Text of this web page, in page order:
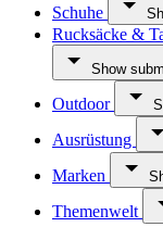
Schuhe
Rucksäcke &
Show
Outdoor
Ausrüstung
Marken
Themenwelt